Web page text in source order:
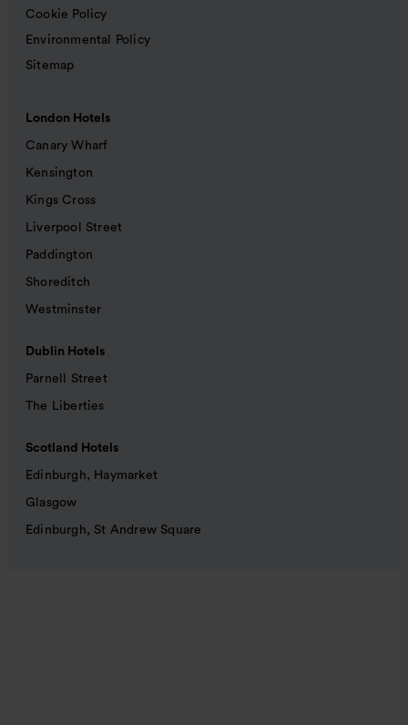
Cookie Policy
Environmental Policy
Sitemap
London Hotels
Canary Wharf
Kensington
Kings Cross
Liverpool Street
Paddington
Shoreditch
Westminster
Dublin Hotels
Parnell Street
The Liberties
Scotland Hotels
Edinburgh, Haymarket
Glasgow
Edinburgh, St Andrew Square